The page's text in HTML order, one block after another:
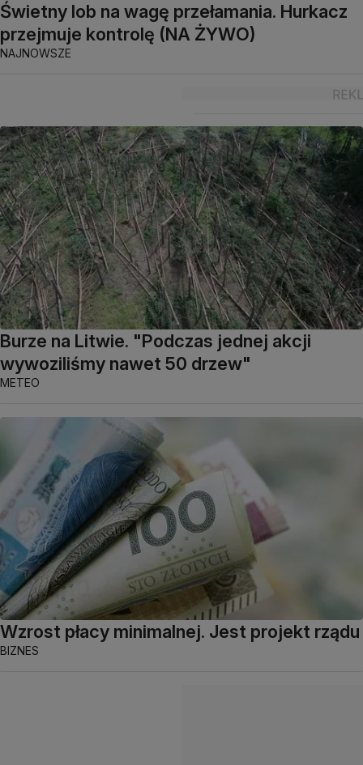
Świetny lob na wagę przełamania. Hurkacz
przejmuje kontrolę (NA ŻYWO)
NAJNOWSZE
Burze na Litwie. "Podczas jednej akcji
wywoziliśmy nawet 50 drzew"
METEO
Wzrost płacy minimalnej. Jest projekt rządu
BIZNES